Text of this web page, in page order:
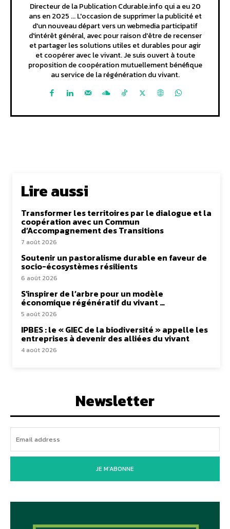
Directeur de la Publication Cdurable.info qui a eu 20
ans en 2025 ... L'occasion de supprimer la publicité et
d'un nouveau départ vers un webmedia participatif
d'intérêt général, avec pour raison d'être de recenser
et partager les solutions utiles et durables pour agir
et coopérer avec le vivant. Je suis ouvert à toute
proposition de coopération mutuellement bénéfique
au service de la régénération du vivant.
Lire aussi
Transformer les territoires par le dialogue et la
coopération avec un Commun
d’Accompagnement des Transitions
7 août 2026
Soutenir un pastoralisme durable en faveur de
socio-écosystèmes résilients
6 août 2026
S’inspirer de l’arbre pour un modèle
économique régénératif du vivant …
5 août 2026
IPBES : le « GIEC de la biodiversité » appelle les
entreprises à devenir des alliées du vivant
4 août 2026
Newsletter
JE M'ABONNE